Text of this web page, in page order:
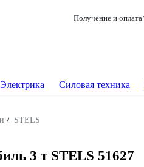
Получение и оплата
Электрика Силовая техника
/ STELS
3 т STELS 51627